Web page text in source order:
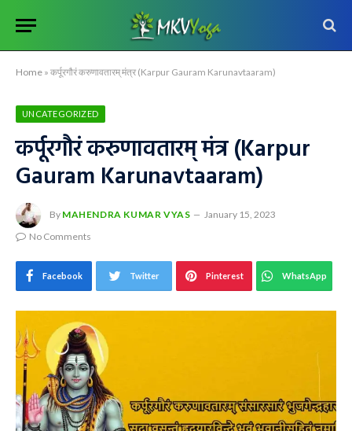
Home » कर्पूरगौरं करुणावतारम् मंत्र (Karpur Gauram Karunavtaaram)
UNCATEGORIZED
कर्पूरगौरं करुणावतारम् मंत्र (Karpur
Gauram Karunavtaaram)
By MAHENDRA KUMAR VYAS
January 15, 2023
No Comments
Facebook Twitter Pinterest WhatsApp